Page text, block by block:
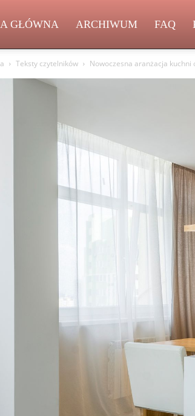
GŁÓWNA ARCHIWUM FAQ
Teksty czytelników Nowoczesna aranżacja